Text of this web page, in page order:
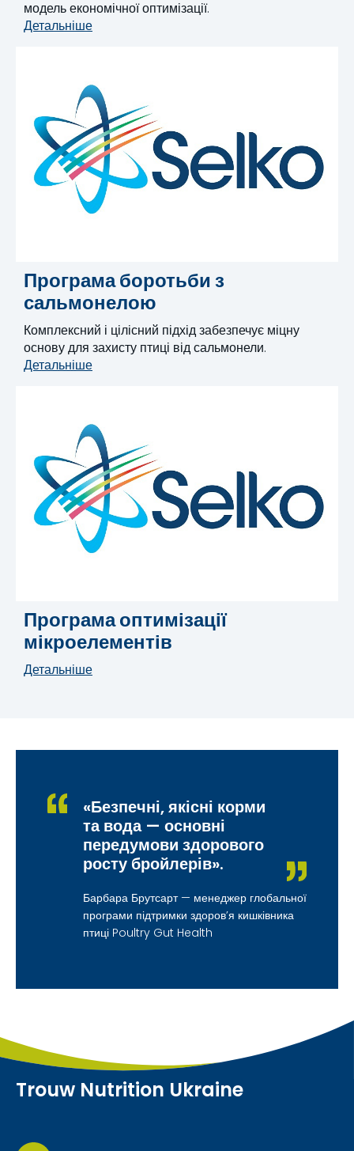
модель економічної оптимізації.
Детальніше
Програма боротьби з
сальмонелою
Комплексний і цілісний підхід забезпечує міцну
основу для захисту птиці від сальмонели.
Детальніше
Програма оптимізації
мікроелементів
Детальніше
«Безпечні, якісні корми
та вода — основні
передумови здорового
росту бройлерів».
Барбара Брутсарт — менеджер глобальної
програми підтримки здоров’я кишківника
птиці Poultry Gut Health
Trouw Nutrition Ukraine